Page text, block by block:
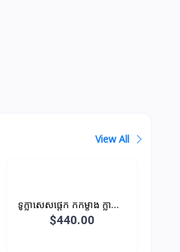
View All
ទូក្លាសេសផ្តេក កកម្ខាង ក្លាស្សេ
ម្ខាង បណ្តោយ 1.4M 316L
$440.00